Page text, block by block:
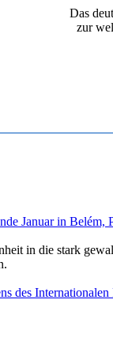
Das
zur
Januar in Belém,
in die stark
des